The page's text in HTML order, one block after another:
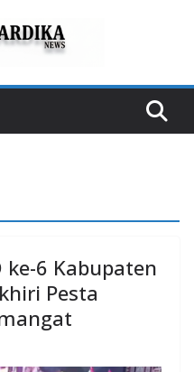
ke-6 Kabupaten
Pesta